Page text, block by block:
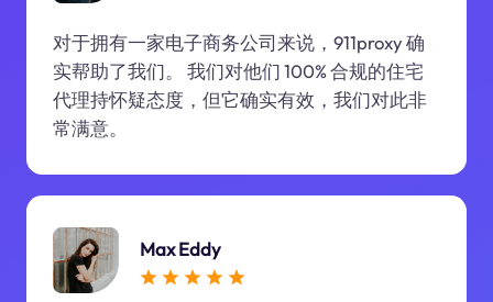
对于拥有一家电子商务公司来说，911proxy 确
实帮助了我们。 我们对他们 100% 合规的住宅
代理持怀疑态度，但它确实有效，我们对此非
常满意。
Max Eddy